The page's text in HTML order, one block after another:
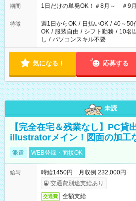
期間 1日だけの単発OK！＃8月～ ＃9
特徴 週1日からOK / 日払いOK / 40～50
OK / 服装自由 / シフト勤務 / 10名
し / パソコンスキル不要
気になる！ 応募する
未読
【完全在宅＆残業なし】PC貸
illustratorメイン！図面の加工
派遣 WEB登録・面接OK
給与
時給1450円 月収例 232,000円
交通費別途支給あり
交通費 全額支給